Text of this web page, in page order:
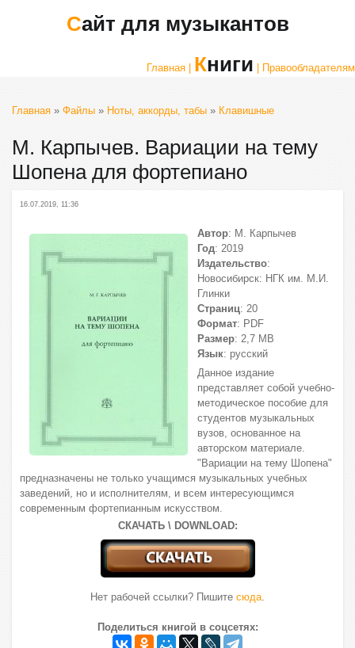
Сайт для музыкантов
Главная | Книги | Правообладателям
Главная » Файлы » Ноты, аккорды, табы » Клавишные
М. Карпычев. Вариации на тему
Шопена для фортепиано
16.07.2019, 11:36
Автор: М. Карпычев
Год: 2019
Издательство:
Новосибирск: НГК им. М.И.
Глинки
Страниц: 20
Формат: PDF
Размер: 2,7 МВ
Язык: русский
Данное издание
представляет собой учебно-
методическое пособие для
студентов музыкальных
вузов, основанное на
авторском материале.
"Вариации на тему Шопена"
предназначены не только учащимся музыкальных учебных
заведений, но и исполнителям, и всем интересующимся
современным фортепианным искусством.
СКАЧАТЬ \ DOWNLOAD:
Нет рабочей ссылки? Пишите сюда.
Поделиться книгой в соцсетях: